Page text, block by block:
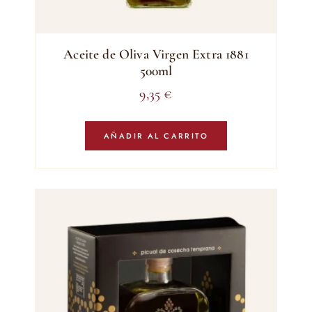
Aceite de Oliva Virgen Extra 1881
500ml
9,35 €
AÑADIR AL CARRITO